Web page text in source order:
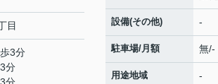
目
3分
分
分
設備(その他) -
駐車場/月額 無/-
用途地域 -